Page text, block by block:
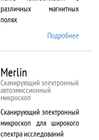
различных магнитных
полях
Подробнее
Merlin
Сканирующий электронный
автоэмиссионный
микроскоп
Сканирующий электронный
микроскоп для широкого
спектра исследований